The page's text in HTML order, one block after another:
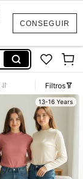
CONSEGUIR
Filtros
13-16 Years